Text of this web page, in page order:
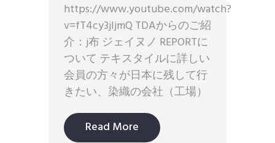
https://www.youtube.com/watch?
v=fT4cy3jljmQ TDAからのご紹
介：j布 ジェイヌノ REPORTに
ついて テキスタイルに詳しい
会員の方々が日本に残して行
きたい、染織の会社（工場）
Read More